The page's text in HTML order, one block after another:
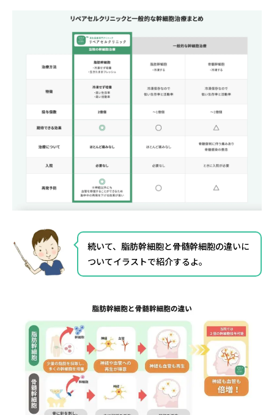
続いて、脂肪幹細胞と骨髄幹細胞の違いに
ついてイラストで紹介するよ。